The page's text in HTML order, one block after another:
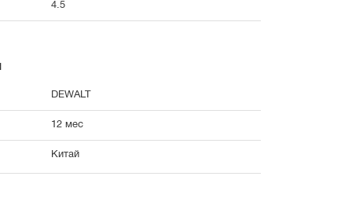
4.5
DEWALT
12 мес
Китай